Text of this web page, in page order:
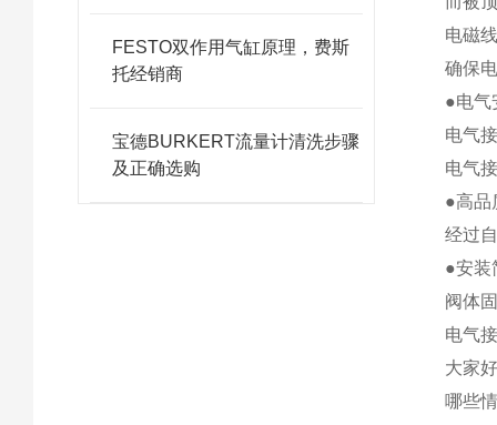
FESTO双作用气缸原理，费斯
托经销商
宝德BURKERT流量计清洗步骤
及正确选购
电磁
确保
●电气
电气
电气
●高品
经过
●安装
阀体
电气
大家
哪些